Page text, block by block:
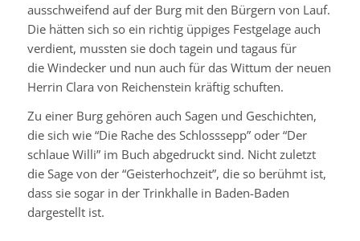
ausschweifend auf der Burg mit den Bürgern von Lauf.
Die hätten sich so ein richtig üppiges Festgelage auch
verdient, mussten sie doch tagein und tagaus für
die Windeckerund nun auch für das Wittum der neuen
Herrin Clara von Reichenstein kräftig schuften.
Zu einer Burg gehören auch Sagen und Geschichten,
die sich wie “Die Rache des Schlosssepp” oder “Der
schlaue Willi” im Buch abgedruckt sind. Nicht zuletzt
die Sage von der “Geisterhochzeit”, die so berühmt ist,
dass sie sogar in der Trinkhalle in Baden-Baden
dargestellt ist.